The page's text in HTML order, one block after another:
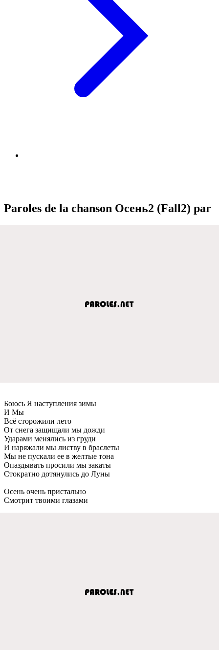
Paroles de la chanson Осень2 (Fall2) par
Боюсь Я наступления зимы
И Мы
Всё сторожили лето
От снега защищали мы дожди
Ударами менялись из груди
И наряжали мы листву в браслеты
Мы не пускали ее в желтые тона
Опаздывать просили мы закаты
Стократно дотянулись до Луны
Осень очень пристально
Смотрит твоими глазами